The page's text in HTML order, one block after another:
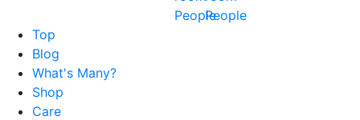
Top
Blog
What's Many?
Shop
Care